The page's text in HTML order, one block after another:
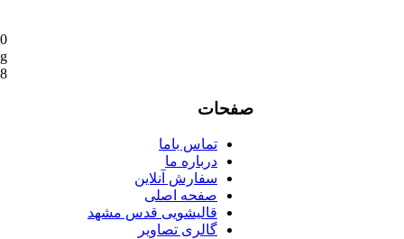
0
صفحات
تماس باما
درباره ما
سفارش آنلاین
صفحه اصلی
قالیشویی قدس مشهد
گالری تصاویر